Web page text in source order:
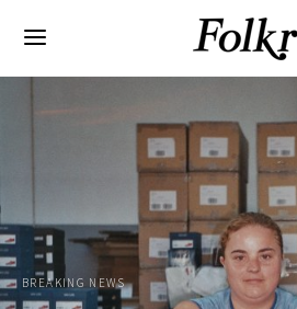
BREAKING NEWS